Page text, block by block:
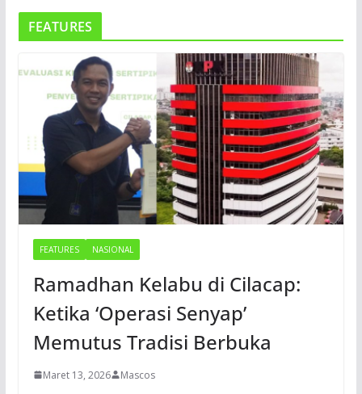
FEATURES
FEATURES NASIONAL
Ramadhan Kelabu di Cilacap:
Ketika ‘Operasi Senyap’
Memutus Tradisi Berbuka
Maret 13, 2026 Mascos